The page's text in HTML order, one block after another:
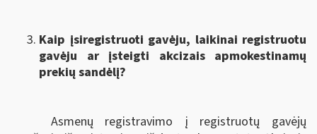
Kaip įsiregistruoti gavėju, laikinai registruotu
gavėju ar įsteigti akcizais apmokestinamų
prekių sandėlį?
Asmenų registravimo į registruotų gavėjų